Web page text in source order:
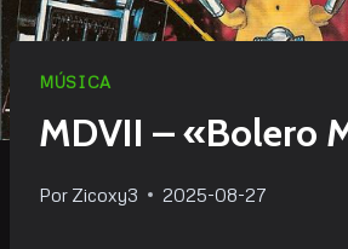
MÚSICA
MDVII – «Bolero
Por Zicoxy3 2025-08-27